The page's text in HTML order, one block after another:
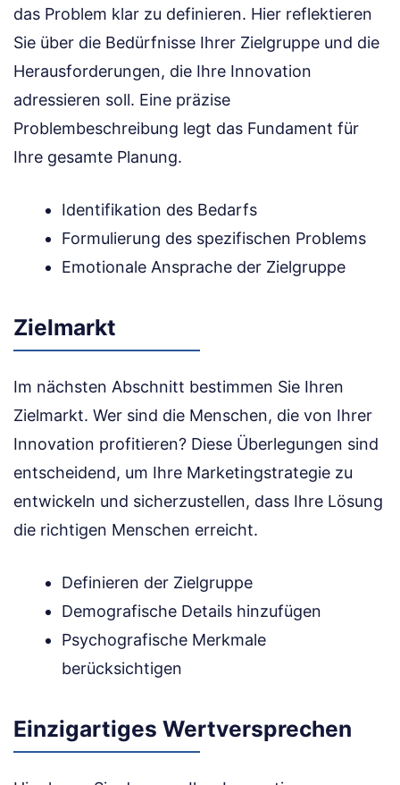
das Problem klar zu definieren. Hier reflektieren
Sie über die Bedürfnisse Ihrer Zielgruppe und die
Herausforderungen, die Ihre Innovation
adressieren soll. Eine präzise
Problembeschreibung legt das Fundament für
Ihre gesamte Planung.
Identifikation des Bedarfs
Formulierung des spezifischen Problems
Emotionale Ansprache der Zielgruppe
Zielmarkt
Im nächsten Abschnitt bestimmen Sie Ihren
Zielmarkt. Wer sind die Menschen, die von Ihrer
Innovation profitieren? Diese Überlegungen sind
entscheidend, um Ihre Marketingstrategie zu
entwickeln und sicherzustellen, dass Ihre Lösung
die richtigen Menschen erreicht.
Definieren der Zielgruppe
Demografische Details hinzufügen
Psychografische Merkmale
berücksichtigen
Einzigartiges Wertversprechen